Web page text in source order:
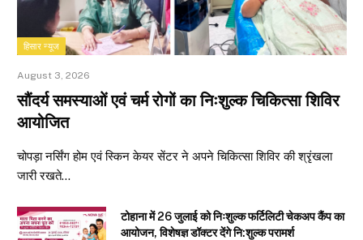
हिसार न्यूज
August 3, 2026
सौंदर्य समस्याओं एवं चर्म रोगों का निःशुल्क चिकित्सा शिविर
आयोजित
चोपड़ा नर्सिंग होम एवं स्किन केयर सेंटर ने अपने चिकित्सा शिविर की श्रृंखला
जारी रखते…
टोहाना में 26 जुलाई को निःशुल्क फर्टिलिटी चेकअप कैंप का
आयोजन, विशेषज्ञ डॉक्टर देंगे नि:शुल्क परामर्श